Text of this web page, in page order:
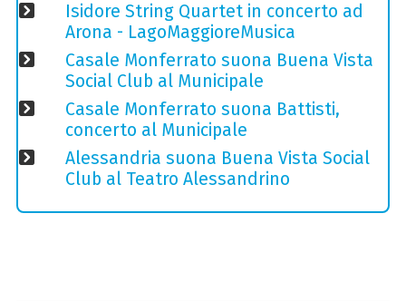
Isidore String Quartet in concerto ad
Arona - LagoMaggioreMusica
Casale Monferrato suona Buena Vista
Social Club al Municipale
Casale Monferrato suona Battisti,
concerto al Municipale
Alessandria suona Buena Vista Social
Club al Teatro Alessandrino